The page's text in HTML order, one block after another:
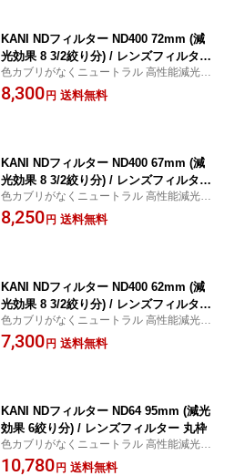
KANI NDフィルター ND400 72mm (減
光効果 8 3/2絞り分) / レンズフィルター
丸枠
色カブリがなくニュートラル 高性能減光フ
ィルター ND400
8,300 円 送料無料
KANI NDフィルター ND400 67mm (減
光効果 8 3/2絞り分) / レンズフィルター
丸枠
色カブリがなくニュートラル 高性能減光フ
ィルター ND400
8,250 円 送料無料
KANI NDフィルター ND400 62mm (減
光効果 8 3/2絞り分) / レンズフィルター
丸枠
色カブリがなくニュートラル 高性能減光フ
ィルター ND400
7,300 円 送料無料
KANI NDフィルター ND64 95mm (減光
効果 6絞り分) / レンズフィルター 丸枠
色カブリがなくニュートラル 高性能減光フ
ィルター ND64
10,780 円 送料無料